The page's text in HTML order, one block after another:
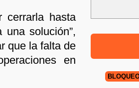
cerrarla hasta
solución”,
que la falta de
en